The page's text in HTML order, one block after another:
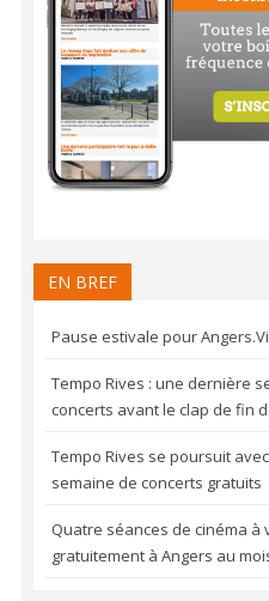
EN BREF
Pause estivale pour
Tempo Rives : une dernière
concerts avant le clap de fin
Tempo Rives se poursuit
semaine de concerts gratuits
Quatre séances de cinéma à
gratuitement à Angers au